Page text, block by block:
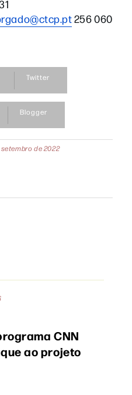
256 060
Twitter
Blogger
de 2022
CNN
ao projeto